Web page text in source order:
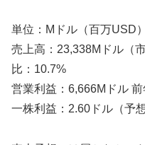
単位：Mドル（百万USD）
売上高：23,338Mドル（
比：10.7%
営業利益：6,666Mドル
一株利益：2.60ドル（予